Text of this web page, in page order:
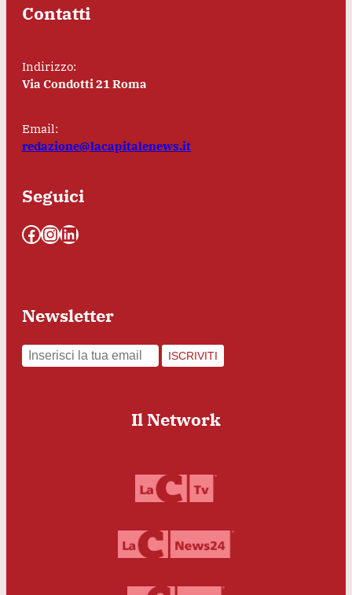
Contatti
Indirizzo:
Via Condotti 21 Roma
Email:
redazione@lacapitalenews.it
Seguici
Facebook InstagramLinkedIn
Newsletter
ISCRIVITI
Il Network